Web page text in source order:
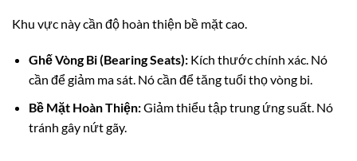
Khu vực này cần độ hoàn thiện bề mặt cao.
Ghế Vòng Bi (Bearing Seats):Kích thước chính xác. Nó
cần để giảm ma sát. Nó cần để tăng tuổi thọ vòng bi.
Bề Mặt Hoàn Thiện:Giảm thiểu tập trung ứng suất. Nó
tránh gây nứt gãy.